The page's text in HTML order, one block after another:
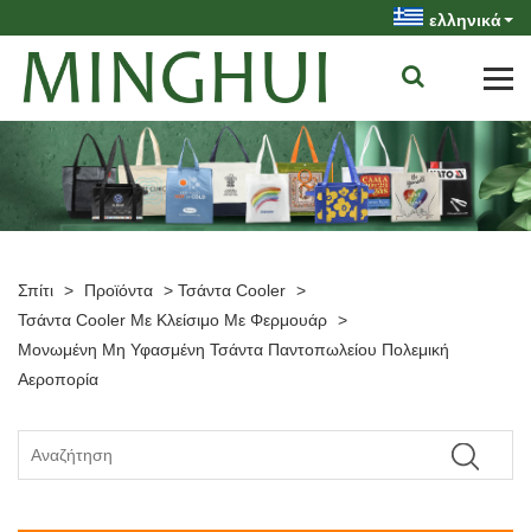
ελληνικά
Σπίτι > Προϊόντα > Τσάντα Cooler >
Τσάντα Cooler Με Κλείσιμο Με Φερμουάρ >
Μονωμένη Μη Υφασμένη Τσάντα Παντοπωλείου Πολεμική
Αεροπορία